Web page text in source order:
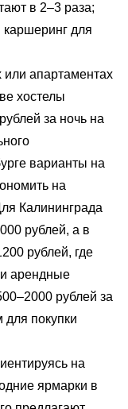
в 2–3 раза;
для
или апартаментах
хостелы
за ночь на
варианты на
на
Калининграда
рублей, а в
рублей, где
арендные
рублей за
для покупки
на
ярмарки в